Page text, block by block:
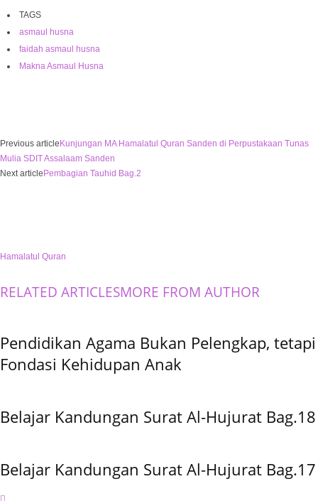
TAGS
asmaul husna
faidah asmaul husna
Makna Asmaul Husna
Previous articleKunjungan MA Hamalatul Quran Sanden di Perpustakaan Tunas
Mulia SDIT Assalaam Sanden
Next articlePembagian Tauhid Bag.2
Hamalatul Quran
RELATED ARTICLESMORE FROM AUTHOR
Pendidikan Agama Bukan Pelengkap, tetapi
Fondasi Kehidupan Anak
Belajar Kandungan Surat Al-Hujurat Bag.18
Belajar Kandungan Surat Al-Hujurat Bag.17